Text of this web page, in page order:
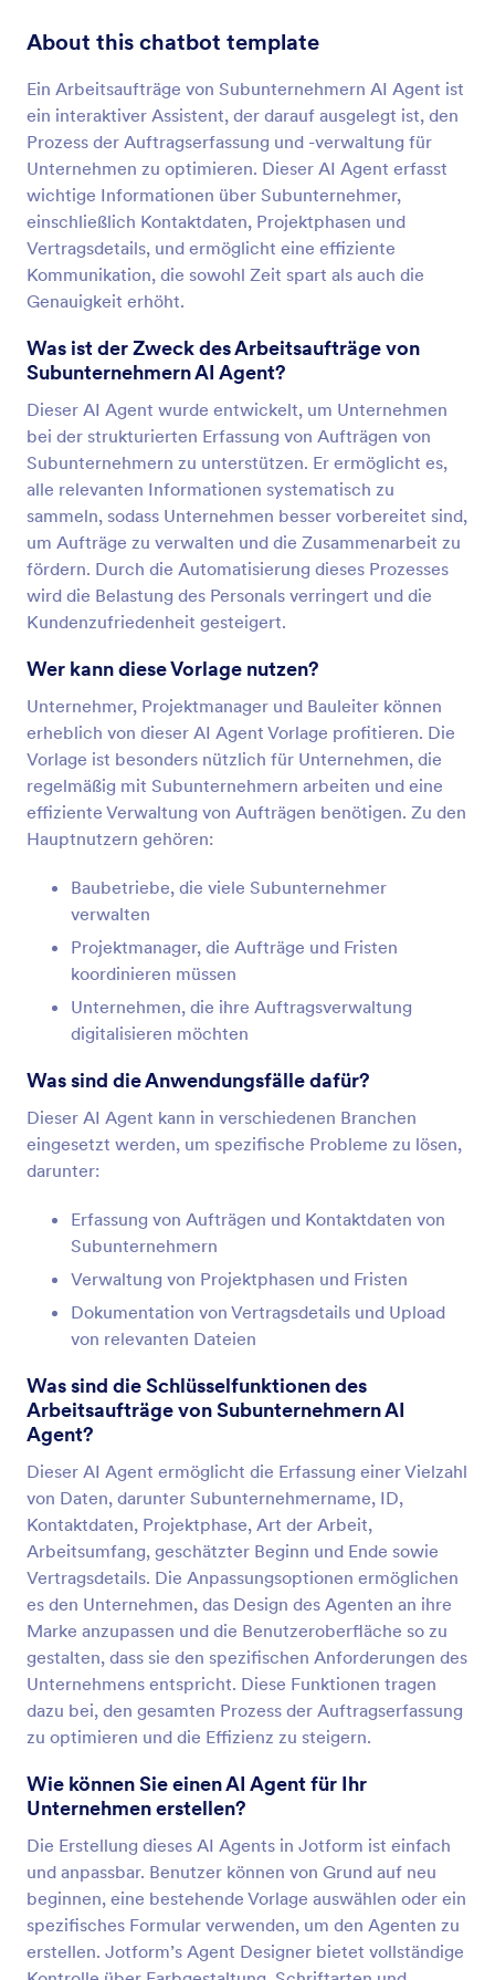
About this chatbot template
Ein Arbeitsaufträge von Subunternehmern AI Agent ist
ein interaktiver Assistent, der darauf ausgelegt ist, den
Prozess der Auftragserfassung und -verwaltung für
Unternehmen zu optimieren. Dieser AI Agent erfasst
wichtige Informationen über Subunternehmer,
einschließlich Kontaktdaten, Projektphasen und
Vertragsdetails, und ermöglicht eine effiziente
Kommunikation, die sowohl Zeit spart als auch die
Genauigkeit erhöht.
Was ist der Zweck des Arbeitsaufträge von
Subunternehmern AI Agent?
Dieser AI Agent wurde entwickelt, um Unternehmen
bei der strukturierten Erfassung von Aufträgen von
Subunternehmern zu unterstützen. Er ermöglicht es,
alle relevanten Informationen systematisch zu
sammeln, sodass Unternehmen besser vorbereitet sind,
um Aufträge zu verwalten und die Zusammenarbeit zu
fördern. Durch die Automatisierung dieses Prozesses
wird die Belastung des Personals verringert und die
Kundenzufriedenheit gesteigert.
Wer kann diese Vorlage nutzen?
Unternehmer, Projektmanager und Bauleiter können
erheblich von dieser AI Agent Vorlage profitieren. Die
Vorlage ist besonders nützlich für Unternehmen, die
regelmäßig mit Subunternehmern arbeiten und eine
effiziente Verwaltung von Aufträgen benötigen. Zu den
Hauptnutzern gehören:
Baubetriebe, die viele Subunternehmer
verwalten
Projektmanager, die Aufträge und Fristen
koordinieren müssen
Unternehmen, die ihre Auftragsverwaltung
digitalisieren möchten
Was sind die Anwendungsfälle dafür?
Dieser AI Agent kann in verschiedenen Branchen
eingesetzt werden, um spezifische Probleme zu lösen,
darunter:
Erfassung von Aufträgen und Kontaktdaten von
Subunternehmern
Verwaltung von Projektphasen und Fristen
Dokumentation von Vertragsdetails und Upload
von relevanten Dateien
Was sind die Schlüsselfunktionen des
Arbeitsaufträge von Subunternehmern AI
Agent?
Dieser AI Agent ermöglicht die Erfassung einer Vielzahl
von Daten, darunter Subunternehmername, ID,
Kontaktdaten, Projektphase, Art der Arbeit,
Arbeitsumfang, geschätzter Beginn und Ende sowie
Vertragsdetails. Die Anpassungsoptionen ermöglichen
es den Unternehmen, das Design des Agenten an ihre
Marke anzupassen und die Benutzeroberfläche so zu
gestalten, dass sie den spezifischen Anforderungen des
Unternehmens entspricht. Diese Funktionen tragen
dazu bei, den gesamten Prozess der Auftragserfassung
zu optimieren und die Effizienz zu steigern.
Wie können Sie einen AI Agent für Ihr
Unternehmen erstellen?
Die Erstellung dieses AI Agents in Jotform ist einfach
und anpassbar. Benutzer können von Grund auf neu
beginnen, eine bestehende Vorlage auswählen oder ein
spezifisches Formular verwenden, um den Agenten zu
erstellen. Jotform’s Agent Designer bietet vollständige